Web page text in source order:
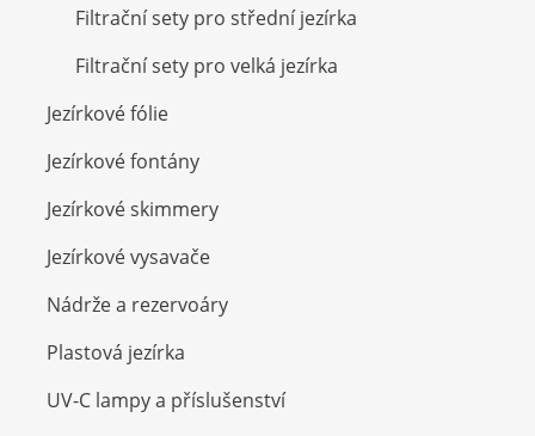
Filtrační sety pro střední jezírka
Filtrační sety pro velká jezírka
Jezírkové fólie
Jezírkové fontány
Jezírkové skimmery
Jezírkové vysavače
Nádrže a rezervoáry
Plastová jezírka
UV-C lampy a příslušenství